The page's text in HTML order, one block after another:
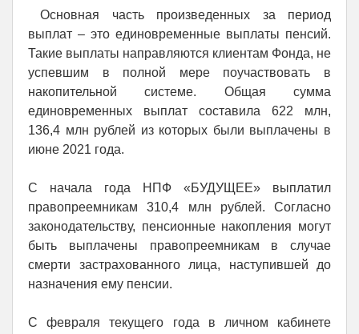
Основная часть произведенных за период
выплат – это единовременные выплаты пенсий.
Такие выплаты направляются клиентам Фонда, не
успевшим в полной мере поучаствовать в
накопительной системе. Общая сумма
единовременных выплат составила 622 млн,
136,4 млн рублей из которых были выплачены в
июне 2021 года.
С начала года НПФ «БУДУЩЕЕ» выплатил
правопреемникам 310,4 млн рублей. Согласно
законодательству, пенсионные накопления могут
быть выплачены правопреемникам в случае
смерти застрахованного лица, наступившей до
назначения ему пенсии.
С февраля текущего года в личном кабинете